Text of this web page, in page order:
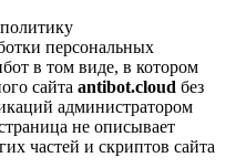
персональных
в том виде, в котором
сайта antibot.cloud без
администратором
не описывает
частей и скриптов сайта